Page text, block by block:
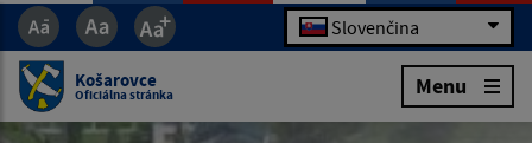
Slovenčina
Košarovce
Oficiálna stránka Menu